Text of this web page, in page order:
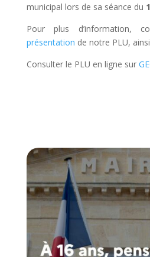
municipal lors de sa séance du
Pour plus d’information,
présentation de notre PLU,
Consulter le PLU en ligne sur